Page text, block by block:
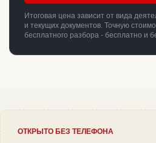
Итоговая цена зависит от вида
и текущих документов. Точную
бесплатного разбора - бесплатно и
ОТКРЫТО БЕЗ ТЕЛЕФОНА